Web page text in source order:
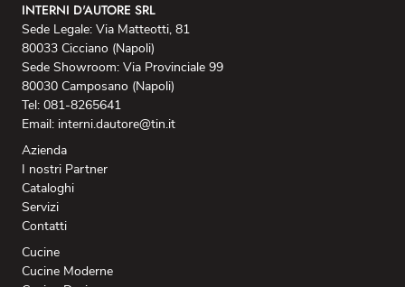
INTERNI D'AUTORE SRL
Sede Legale: Via Matteotti, 81
80033 Cicciano (Napoli)
Sede Showroom: Via Provinciale 99
80030 Camposano (Napoli)
Tel: 081-8265641
Email: interni.dautore@tin.it
Azienda
I nostri Partner
Cataloghi
Servizi
Contatti
Cucine
Cucine Moderne